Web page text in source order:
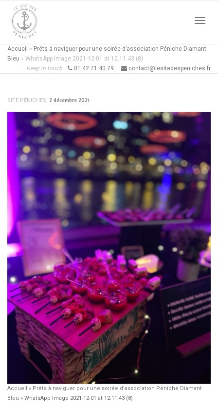
Accueil » Prêts à naviguer pour une soirée d’association Péniche Diamant
Bleu » WhatsApp Image 2021-12-01 at 12.11.43 (8)
Keep in touch
01.42.71.40.79 contact@lesitedespeniches.fr
SITE PÉNICHES, 2 décembre 2021
Accueil » Prêts à naviguer pour une soirée d’association Péniche Diamant
Bleu » WhatsApp Image 2021-12-01 at 12.11.43 (8)